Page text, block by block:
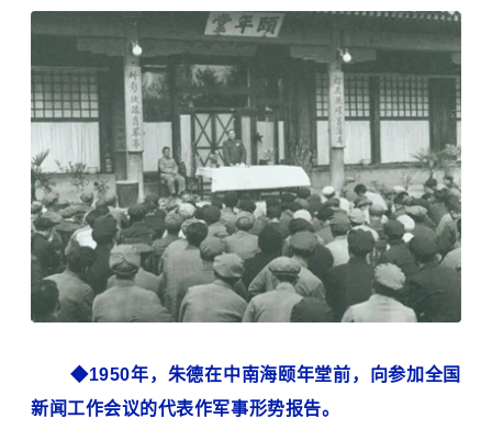
◆1950年， 朱德在中南海颐年堂前，向参加全国
新闻工作会议的代表作军事形势报告。